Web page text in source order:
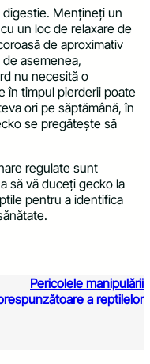
Mențineți un
un loc de relaxare de
de aproximativ
asemenea,
nu necesită o
în timpul pierderii poate
ori pe săptămână, în
se pregătește să
regulate sunt
să vă duceți gecko la
pentru a identifica
Pericolele manipulării
a reptilelor